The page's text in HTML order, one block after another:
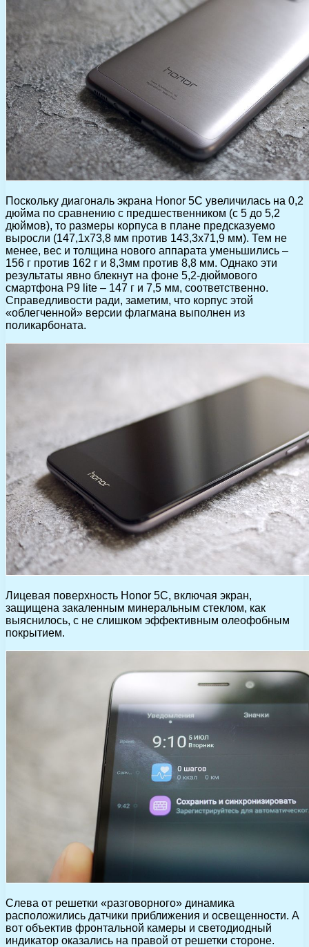
Поскольку диагональ экрана Honor 5C увеличилась на 0,2
дюйма по сравнению с предшественником (с 5 до 5,2
дюймов), то размеры корпуса в плане предсказуемо
выросли (147,1х73,8 мм против 143,3х71,9 мм). Тем не
менее, вес и толщина нового аппарата уменьшились –
156 г против 162 г и 8,3мм против 8,8 мм. Однако эти
результаты явно блекнут на фоне 5,2-дюймового
смартфона P9 lite – 147 г и 7,5 мм, соответственно.
Справедливости ради, заметим, что корпус этой
«облегченной» версии флагмана выполнен из
поликарбоната.
Лицевая поверхность Honor 5C, включая экран,
защищена закаленным минеральным стеклом, как
выяснилось, с не слишком эффективным олеофобным
покрытием.
Слева от решетки «разговорного» динамика
расположились датчики приближения и освещенности. А
вот объектив фронтальной камеры и светодиодный
индикатор оказались на правой от решетки стороне.